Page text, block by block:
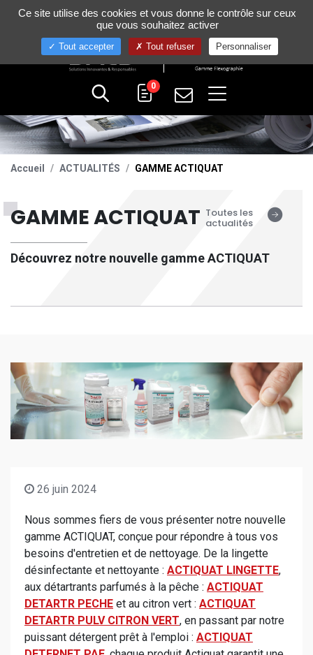
+33 (0)4 75 58 80 10
0
Accueil ACTUALITÉS GAMME ACTIQUAT
GAMME ACTIQUAT
Découvrez notre nouvelle gamme ACTIQUAT
Toutes les
actualités
26 juin 2024
Nous sommes fiers de vous présenter notre nouvelle
gamme ACTIQUAT, conçue pour répondre à tous vos
besoins d'entretien et de nettoyage. De la lingette
désinfectante et nettoyante : ACTIQUAT LINGETTE,
aux détartrants parfumés à la pêche : ACTIQUAT
DETARTR PECHE et au citron vert : ACTIQUAT
DETARTR PULV CITRON VERT, en passant par notre
puissant détergent prêt à l'emploi : ACTIQUAT
Gestion de vos préférences sur les cookies
Ce site utilise des cookies et vous donne le contrôle sur ceux
que vous souhaitez activer
Tout accepter Tout refuser Personnaliser